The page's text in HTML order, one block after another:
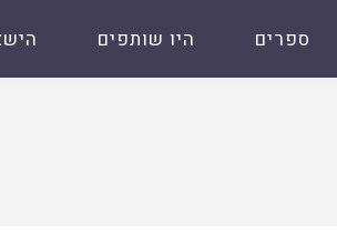
ספרים היו שותפים